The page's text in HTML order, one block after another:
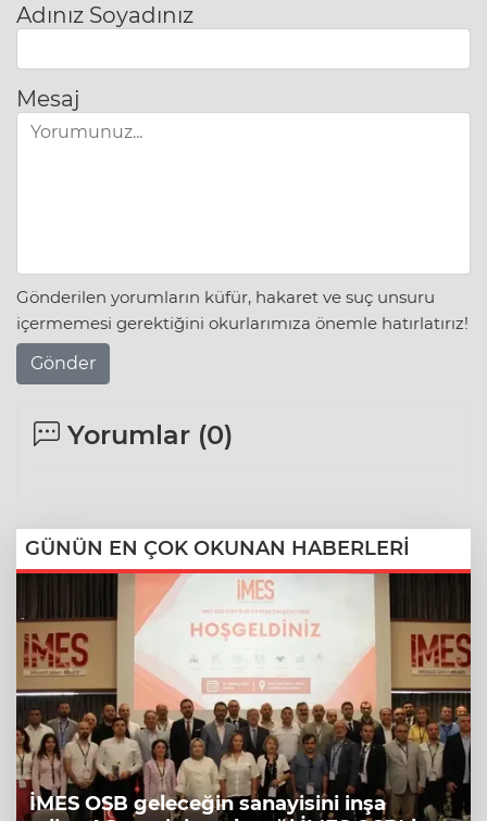
Adınız Soyadınız
Mesaj
Gönderilen yorumların küfür, hakaret ve suç unsuru
içermemesi gerektiğini okurlarımıza önemle hatırlatırız!
Gönder
Yorumlar (0)
GÜNÜN EN ÇOK OKUNAN HABERLERİ
İMES OSB geleceğin sanayisini inşa